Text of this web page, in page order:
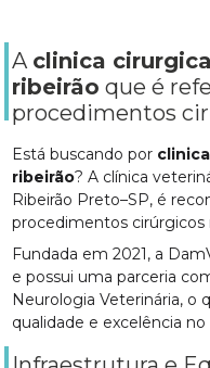
A clinica
ribeirão que é
procedimentos
Está buscando por
ribeirão? A clínica
Ribeirão Preto–SP, é
procedimentos cirúrgicos
Fundada em 2021, a
e possui uma parceria
Neurologia Veterinária, o
qualidade e excelência